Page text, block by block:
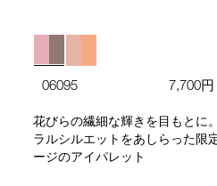
06095 7,700円
花びらの繊細な輝きを目もとに
ラルシルエットをあしらった限
ージのアイパレット